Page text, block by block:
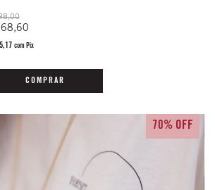
com Pix
COMPRAR
70% OFF